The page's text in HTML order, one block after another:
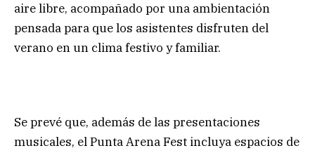
aire libre, acompañado por una ambientación
pensada para que los asistentes disfruten del
verano en un clima festivo y familiar.
Se prevé que, además de las presentaciones
musicales, el Punta Arena Fest incluya espacios de